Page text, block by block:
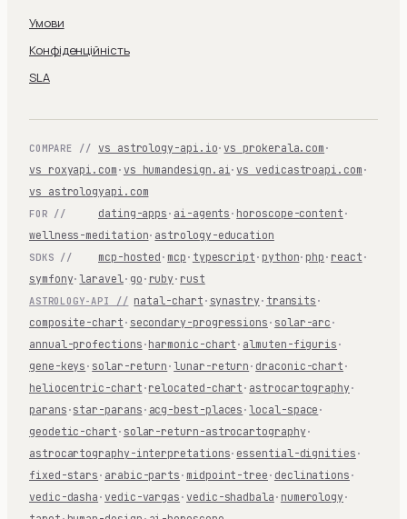
Умови
Конфіденційність
SLA
COMPARE // vs astrology-api.io·vs prokerala.com ·
vs roxyapi.com · vs humandesign.ai ·vs vedicastroapi.com ·
vs astrologyapi.com
FOR // dating-apps · ai-agents · horoscope-content ·
wellness-meditation· astrology-education
SDKS // mcp-hosted · mcp · typescript · python· php · react ·
symfony·laravel · go · ruby · rust
ASTROLOGY-API // natal-chart · synastry · transits ·
composite-chart · secondary-progressions · solar-arc ·
annual-profections · harmonic-chart · almuten-figuris ·
gene-keys · solar-return ·lunar-return · draconic-chart ·
heliocentric-chart · relocated-chart · astrocartography ·
parans · star-parans · acg-best-places ·local-space ·
geodetic-chart · solar-return-astrocartography ·
astrocartography-interpretations· essential-dignities ·
fixed-stars · arabic-parts · midpoint-tree · declinations ·
vedic-dasha ·vedic-vargas ·vedic-shadbala · numerology ·